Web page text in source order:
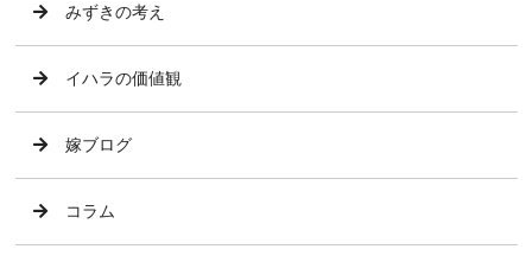
みずきの考え
イハラの価値観
嫁ブログ
コラム